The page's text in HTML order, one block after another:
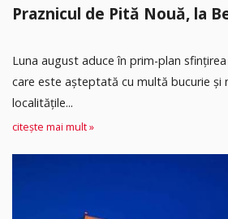
Praznicul de Pită Nouă, la
Luna august aduce în prim-plan
care este așteptată cu multă bucurie și
localitățile...
citește mai mult »